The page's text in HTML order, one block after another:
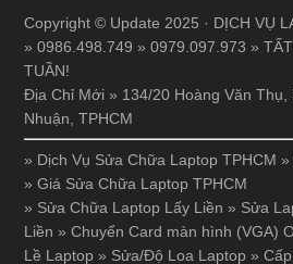
Copyright © Update 2025 · DỊCH VỤ
» 0986.498.749 » 0979.097.973 »
TUẦN!
Địa Chỉ Mới » 134/20 Hoàng Văn
Nhuận, TPHCM
» Dịch Vụ Sửa Chữa Laptop TPHCM »
»Giá Sửa Chữa Laptop TPHCM
» Sửa Chữa Laptop Lấy Liền » Sửa
Liền »Chuyển Card màn hình (VGA)
Lề Laptop » Sửa/Độ Loa Laptop »